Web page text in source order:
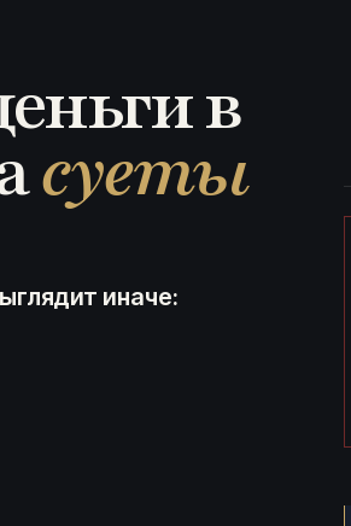
в
суеты
иначе: